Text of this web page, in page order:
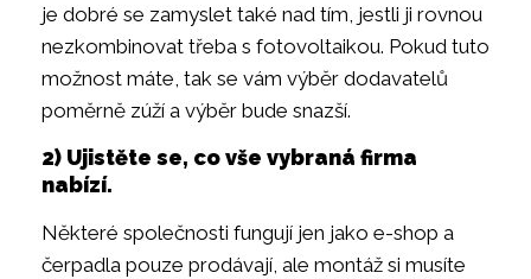
je dobré se zamyslet také nad tím, jestli ji rovnou
nezkombinovat třeba s fotovoltaikou. Pokud tuto
možnost máte, tak se vám výběr dodavatelů
poměrně zúží a výběr bude snazší.
2) Ujistěte se, co vše vybraná firma
nabízí.
Některé společnosti fungují jen jako e-shop a
čerpadla pouze prodávají, ale montáž si musíte